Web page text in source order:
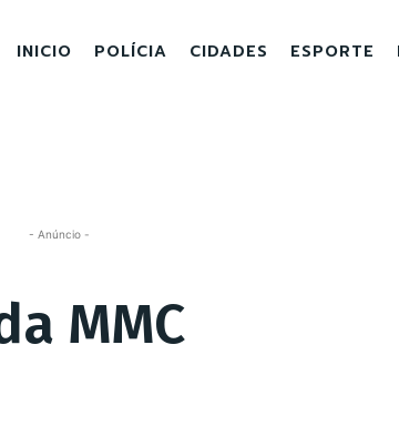
INICIO POLÍCIA CIDADES ESPORTE
- Anúncio -
MMC